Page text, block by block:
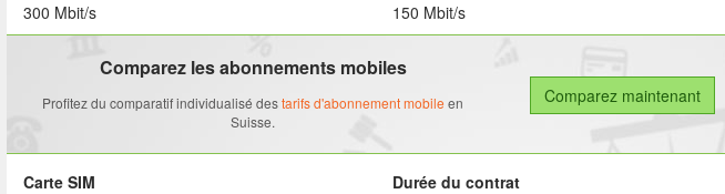
300 Mbit/s
150 Mbit/s
Comparez les abonnements mobiles
Profitez du comparatif individualisé destarifs d'abonnement mobile en
Suisse.
Carte SIM
Durée du contrat